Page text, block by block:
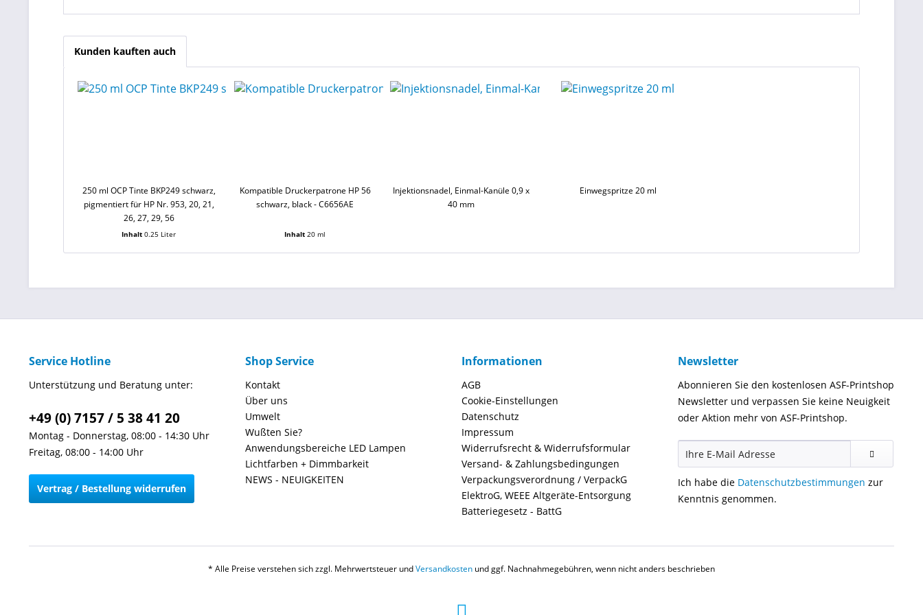
Kunden kauften auch
250 ml OCP Tinte BKP249 schwarz,
pigmentiert für HP Nr. 953, 20, 21,
26, 27, 29, 56
Inhalt0.25 Liter
Kompatible Druckerpatrone HP 56
schwarz, black - C6656AE
Inhalt20 ml
Injektionsnadel, Einmal-Kanüle 0,9 x
40 mm
Einwegspritze 20 ml
Service Hotline
Unterstützung und Beratung unter:
+49 (0) 7157 / 5 38 41 20
Montag - Donnerstag, 08:00 - 14:30 Uhr
Freitag, 08:00 - 14:00 Uhr
Vertrag / Bestellung widerrufen
Shop Service
Kontakt
Über uns
Umwelt
Wußten Sie?
Anwendungsbereiche LED Lampen
Lichtfarben + Dimmbarkeit
NEWS - NEUIGKEITEN
Informationen
AGB
Cookie-Einstellungen
Datenschutz
Impressum
Widerrufsrecht & Widerrufsformular
Versand- & Zahlungsbedingungen
Verpackungsverordnung / VerpackG
ElektroG, WEEE Altgeräte-Entsorgung
Batteriegesetz - BattG
Newsletter
Abonnieren Sie den kostenlosen ASF-Printshop
Newsletter und verpassen Sie keine Neuigkeit
oder Aktion mehr von ASF-Printshop.
Ich habe die Datenschutzbestimmungen zur
Kenntnis genommen.
* Alle Preise verstehen sich zzgl. Mehrwertsteuer undVersandkosten und ggf. Nachnahmegebühren, wenn nicht anders beschrieben